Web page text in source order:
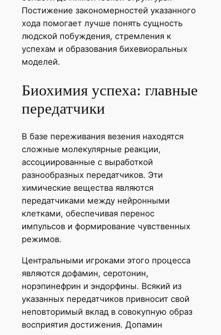
Постижение закономерностей указанного
хода помогает лучше понять сущность
людской побуждения, стремления к
успехам и образования бихевиоральных
моделей.
Биохимия успеха: главные
передатчики
В базе переживания везения находятся
сложные молекулярные реакции,
ассоциированные с выработкой
разнообразных передатчиков. Эти
химические вещества являются
передатчиками между нейронными
клетками, обеспечивая перенос
импульсов и формирование чувственных
режимов.
Центральными игроками этого процесса
являются дофамин, серотонин,
норэпинефрин и эндорфины. Всякий из
указанных передатчиков привносит свой
неповторимый вклад в совокупную образ
восприятия достижения. Допамин